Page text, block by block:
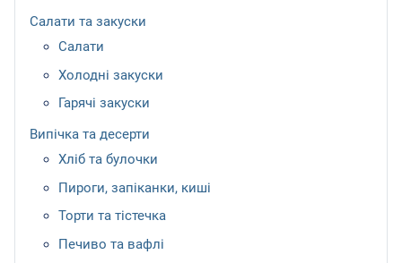
Салати та закуски
Салати
Холодні закуски
Гарячі закуски
Випічка та десерти
Хліб та булочки
Пироги, запіканки, киші
Торти та тістечка
Печиво та вафлі